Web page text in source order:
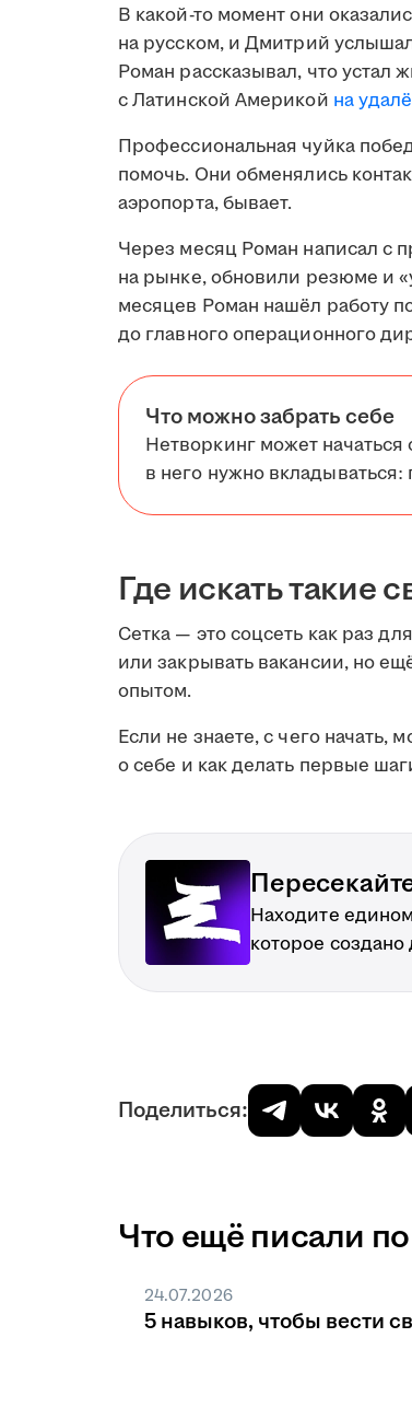
В какой-то момент они
на русском, и Дмитрий
Роман рассказывал, что устал
с Латинской Америкой на
Профессиональная чуйка
помочь. Они обменялись
аэропорта, бывает.
Через месяц Роман написал с
на рынке, обновили резюме и
месяцев Роман нашёл работу
до главного операционного
Что можно забрать себе
Нетворкинг может
в него нужно
Где искать такие
Сетка — это соцсеть как раз
или закрывать вакансии, но
опытом.
Если не знаете, с чего начать,
о себе и как делать первые
Находите
которое
Поделиться:
Что ещё писали
24.07.2026
5 навыков, чтобы вести